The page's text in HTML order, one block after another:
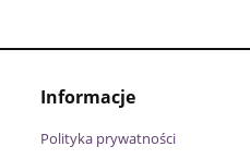
Informacje
Polityka prywatności